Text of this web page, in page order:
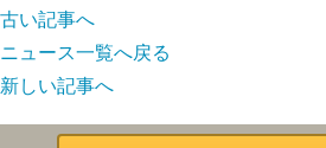
古い記事へ
ニュース一覧へ戻る
新しい記事へ